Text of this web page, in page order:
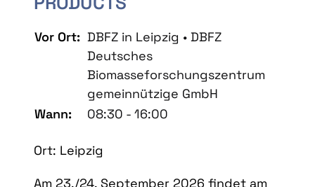
Vor Ort: DBFZ in Leipzig • DBFZ
Deutsches
Biomasseforschungszentrum
gemeinnützige GmbH
Wann:
08:30 - 16:00
Ort: Leipzig
Am 23./24. September 2026 findet am